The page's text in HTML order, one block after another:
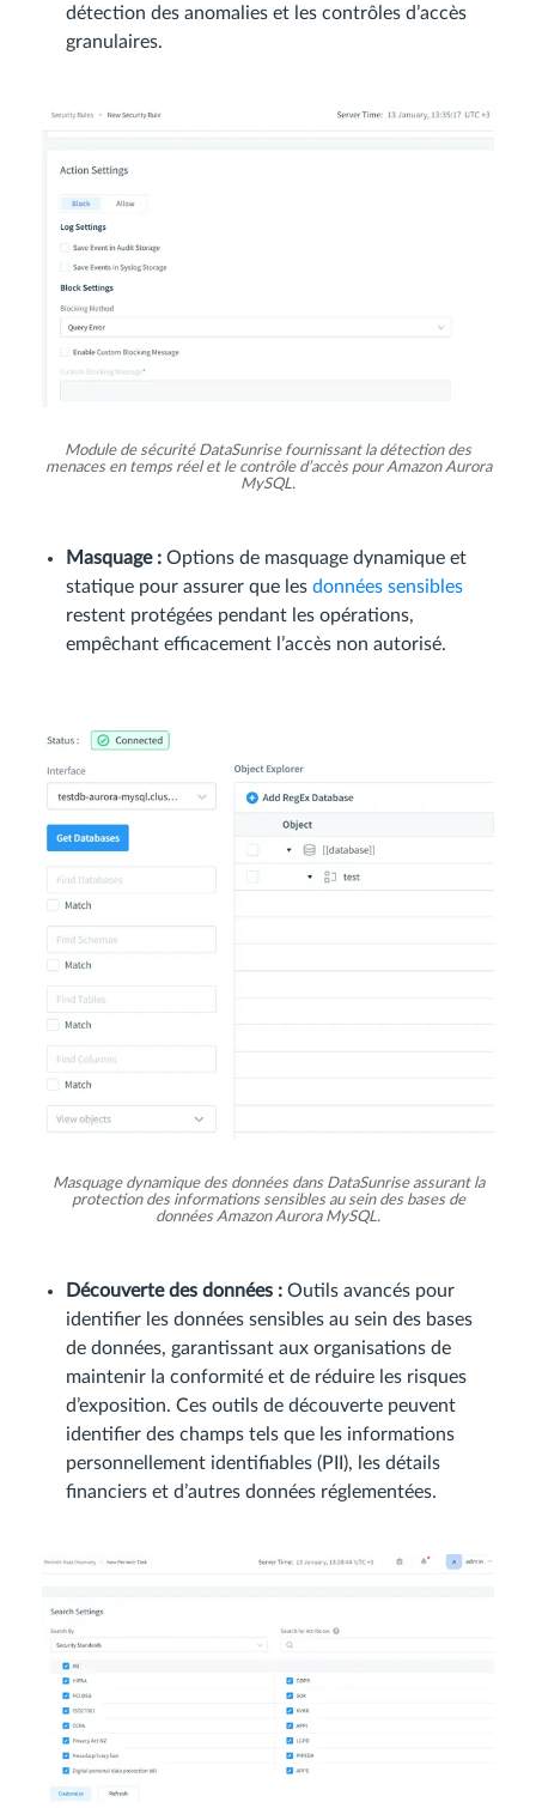
détection des anomalies et les contrôles d’accès
granulaires.
Module de sécurité DataSunrise fournissant la détection des
menaces en temps réel et le contrôle d’accès pour Amazon Aurora
MySQL.
Masquage : Options de masquage dynamique et
statique pour assurer que les données sensibles
restent protégées pendant les opérations,
empêchant efficacement l’accès non autorisé.
Masquage dynamique des données dans DataSunrise assurant la
protection des informations sensibles au sein des bases de
données Amazon Aurora MySQL.
Découverte des données : Outils avancés pour
identifier les données sensibles au sein des bases
de données, garantissant aux organisations de
maintenir la conformité et de réduire les risques
d’exposition. Ces outils de découverte peuvent
identifier des champs tels que les informations
personnellement identifiables (PII), les détails
financiers et d’autres données réglementées.